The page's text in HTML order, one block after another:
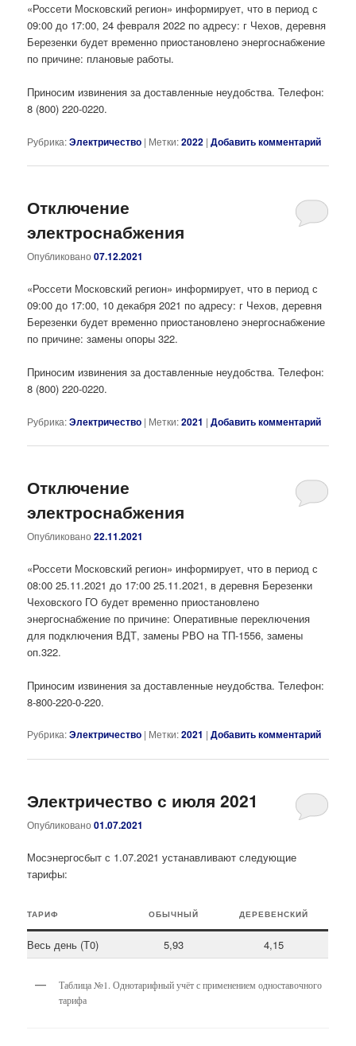
«Россети Московский регион» информирует, что в период с
09:00 до 17:00, 24 февраля 2022 по адресу: г Чехов, деревня
Березенки будет временно приостановлено энергоснабжение
по причине: плановые работы.
Приносим извинения за доставленные неудобства. Телефон:
8 (800) 220-0220.
Рубрика:Электричество | Метки:2022 |Добавить комментарий
Отключение
электроснабжения
Опубликовано07.12.2021
«Россети Московский регион» информирует, что в период с
09:00 до 17:00, 10 декабря 2021 по адресу: г Чехов, деревня
Березенки будет временно приостановлено энергоснабжение
по причине: замены опоры 322.
Приносим извинения за доставленные неудобства. Телефон:
8 (800) 220-0220.
Рубрика:Электричество | Метки:2021 |Добавить комментарий
Отключение
электроснабжения
Опубликовано22.11.2021
«Россети Московский регион» информирует, что в период с
08:00 25.11.2021 до 17:00 25.11.2021, в деревня Березенки
Чеховского ГО будет временно приостановлено
энергоснабжение по причине: Оперативные переключения
для подключения ВДТ, замены РВО на ТП-1556, замены
оп.322.
Приносим извинения за доставленные неудобства. Телефон:
8-800-220-0-220.
Рубрика:Электричество | Метки:2021 |Добавить комментарий
Электричество с июля 2021
Опубликовано01.07.2021
Мосэнергосбыт с 1.07.2021 устанавливают следующие
тарифы:
ТАРИФ ОБЫЧНЫЙ ДЕРЕВЕНСКИЙ
Весь день (Т0) 5,93 4,15
Таблица №1. Однотарифный учёт с применением одноставочного
тарифа